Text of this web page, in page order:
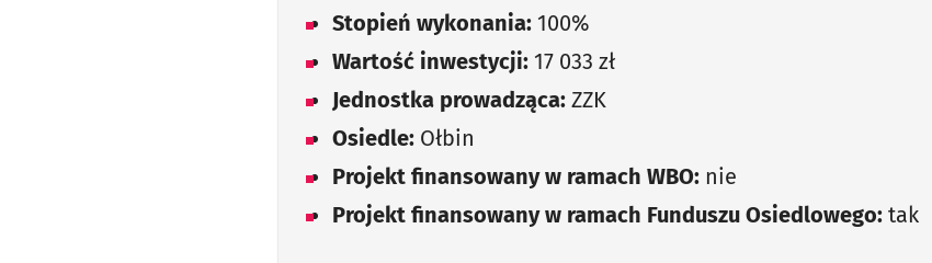
Stopień wykonania: 100%
Wartość inwestycji: 17 033 zł
Jednostka prowadząca: ZZK
Osiedle: Ołbin
Projekt finansowany w ramach WBO: nie
Projekt finansowany w ramach Funduszu Osiedlowego: tak